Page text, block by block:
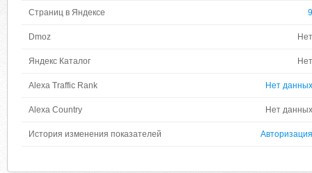
Страниц в Яндексе 9
Dmoz Нет
Яндекс Каталог Нет
Alexa Traffic Rank Нет данных
Alexa Country Нет данных
История изменения показателей Авторизация